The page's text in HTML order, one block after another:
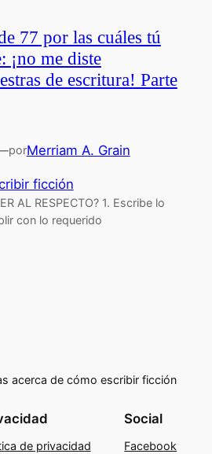
77 por las cuáles tú
¡no me diste
de escritura! Parte
porMerriam A. Grain
ficción
AL RESPECTO? 1. Escribe lo
con lo requerido
acerca de cómo escribir ficción
de privacidad
Social
Facebook